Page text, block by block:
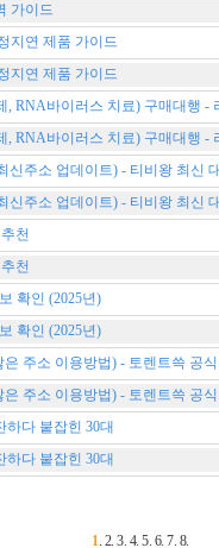
가이드
지연 제품 가이드
지연 제품 가이드
천
천
확인 (2025년)
확인 (2025년)
다 붙잡힌 30대
다 붙잡힌 30대
1. 2.3. 4.5. 6.7. 8.